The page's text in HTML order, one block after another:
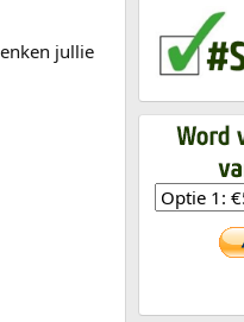
jullie